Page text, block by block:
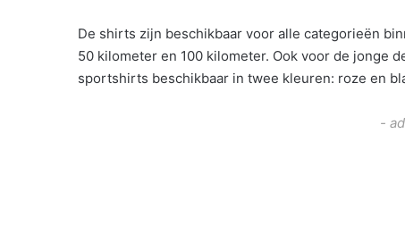
De shirts zijn beschikbaar voor alle categorieën
50 kilometer en 100 kilometer. Ook voor de jonge
sportshirts beschikbaar in twee kleuren: roze en
-